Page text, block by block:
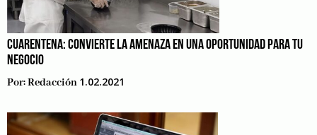
CUARENTENA: CONVIERTE LA AMENAZA EN UNA OPORTUNIDAD PARA TU
NEGOCIO
Por:Redacción 1.02.2021